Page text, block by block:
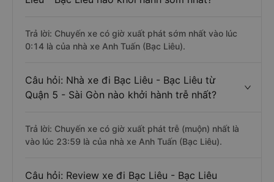
Trả lời: Chuyến xe có giờ xuất phát sớm nhất vào lúc
0:14 là của nhà xe Anh Tuấn (Bạc Liêu).
Câu hỏi: Nhà xe đi Bạc Liêu - Bạc Liêu từ
Quận 5 - Sài Gòn nào khởi hành trễ nhất?
Trả lời: Chuyến xe có giờ xuất phát trễ (muộn) nhất là
vào lúc 23:59 là của nhà xe Anh Tuấn (Bạc Liêu).
Câu hỏi: Review xe đi Bạc Liêu - Bạc Liêu